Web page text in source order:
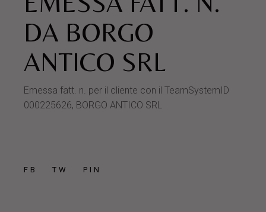
DA BORGO
ANTICO SRL
Emessa fatt. n. per il cliente con il TeamSystemID
000225626, BORGO ANTICO SRL
FB TW PIN